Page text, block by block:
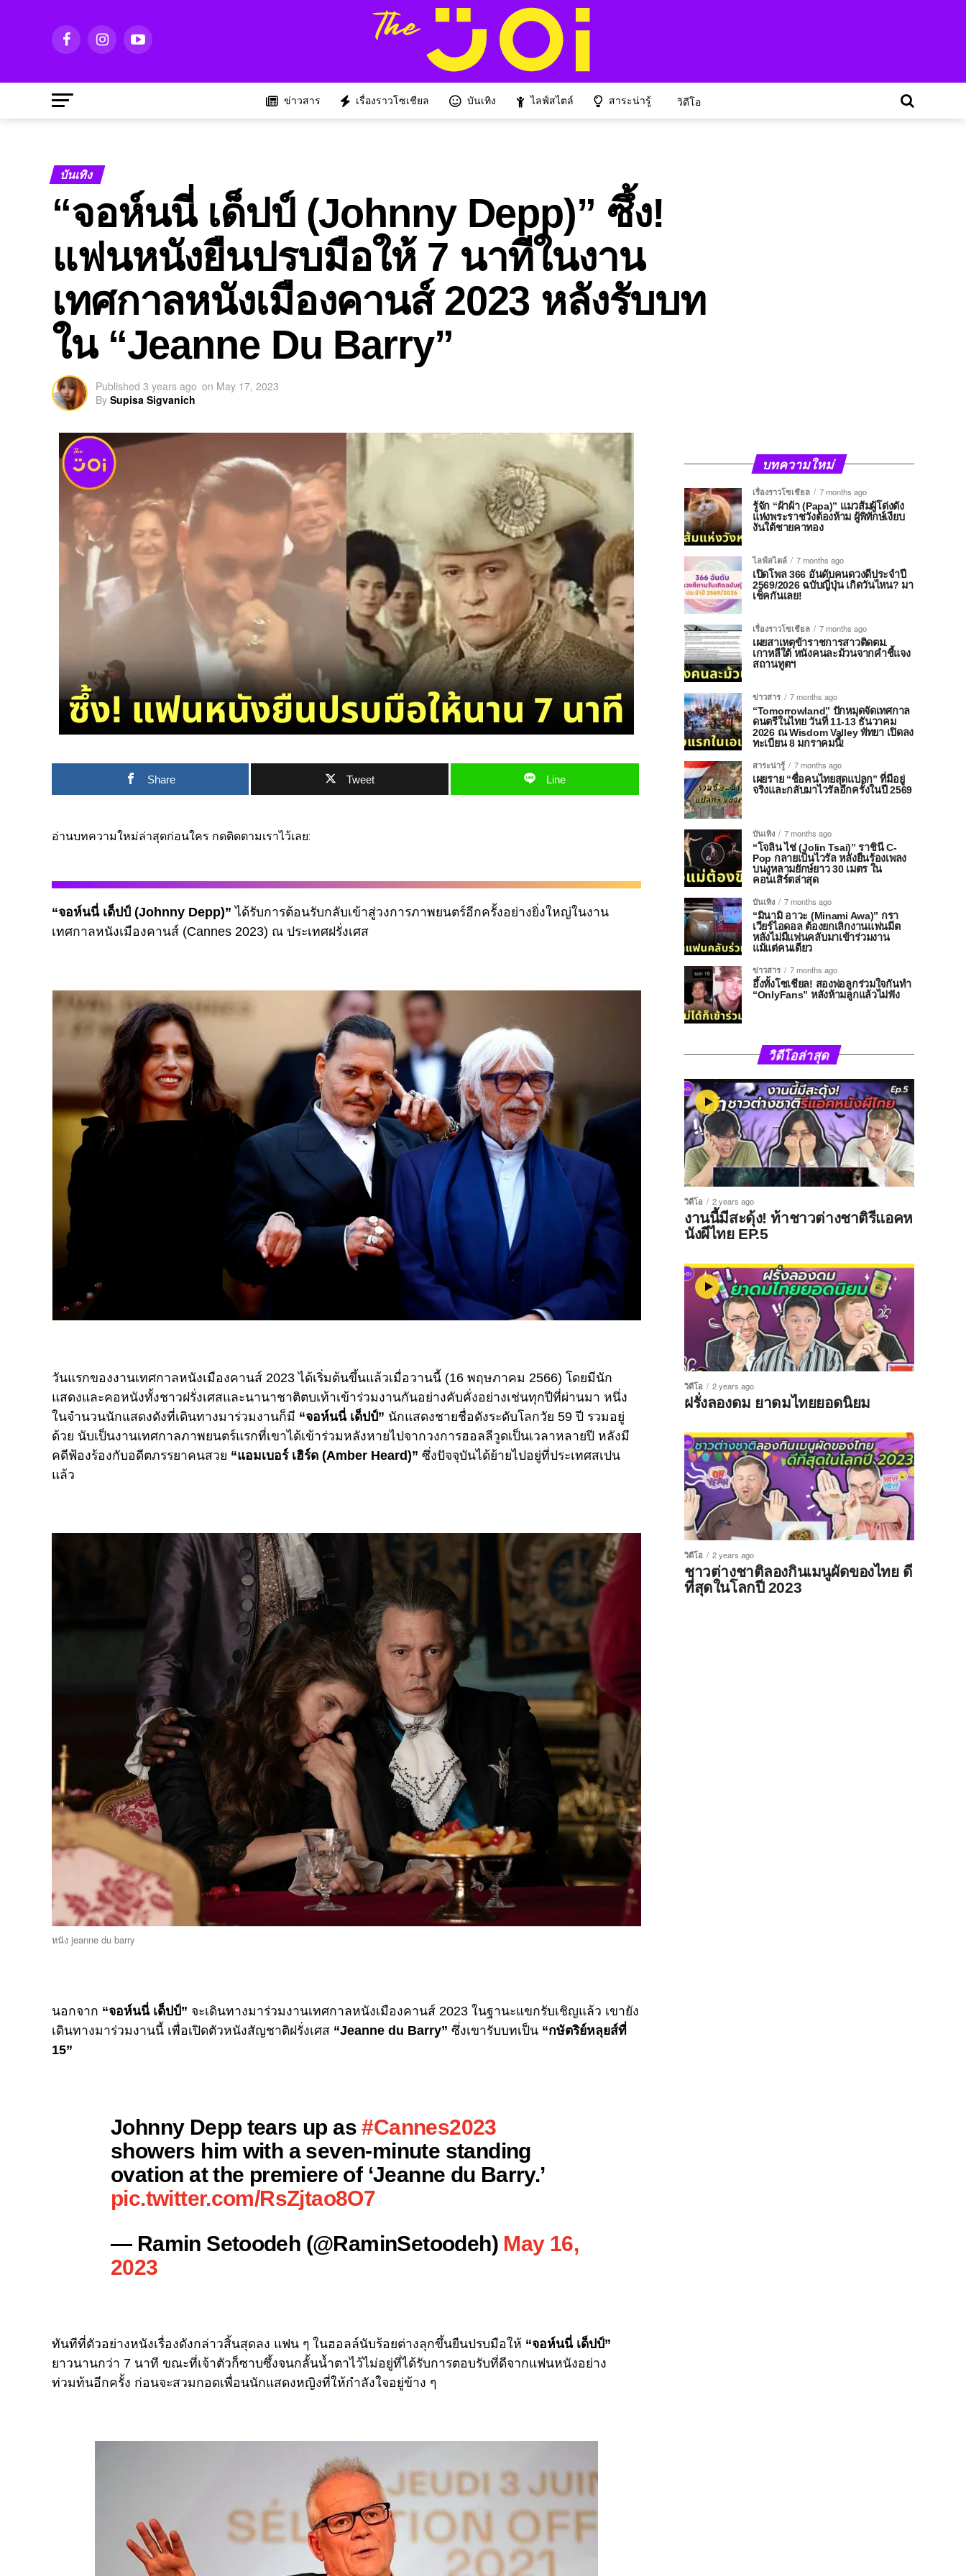
ข่าวสาร เรื่องราวโซเชียล บันเทิง ไลฟ์สไตล์ สาระน่ารู้ วิดีโอ
บันเทิง
“จอห์นนี่ เด็ปป์ (Johnny Depp)” ซึ้ง!
แฟนหนังยืนปรบมือให้ 7 นาทีในงาน
เทศกาลหนังเมืองคานส์ 2023 หลังรับบท
ใน “Jeanne Du Barry”
Published 3 years ago on May 17, 2023
By Supisa Sigvanich
Share Tweet Line
อ่านบทความใหม่ล่าสุดก่อนใคร กดติดตามเราไว้เลย:
“จอห์นนี่ เด็ปป์ (Johnny Depp)” ได้รับการต้อนรับกลับเข้าสู่วงการภาพยนตร์อีกครั้งอย่างยิ่งใหญ่ในงาน
เทศกาลหนังเมืองคานส์ (Cannes 2023) ณ ประเทศฝรั่งเศส
วันแรกของงานเทศกาลหนังเมืองคานส์ 2023 ได้เริ่มต้นขึ้นแล้วเมื่อวานนี้ (16 พฤษภาคม 2566) โดยมีนัก
แสดงและคอหนังทั้งชาวฝรั่งเศสและนานาชาติตบเท้าเข้าร่วมงานกันอย่างคับคั่งอย่างเช่นทุกปีที่ผ่านมา หนึ่ง
ในจำนวนนักแสดงดังที่เดินทางมาร่วมงานก็มี “จอห์นนี่ เด็ปป์” นักแสดงชายชื่อดังระดับโลกวัย 59 ปี รวมอยู่
ด้วย นับเป็นงานเทศกาลภาพยนตร์แรกที่เขาได้เข้าร่วมหลังหายไปจากวงการฮอลลีวูดเป็นเวลาหลายปี หลังมี
คดีฟ้องร้องกับอดีตภรรยาคนสวย “แอมเบอร์ เฮิร์ด (Amber Heard)” ซึ่งปัจจุบันได้ย้ายไปอยู่ที่ประเทศสเปน
แล้ว
หนัง jeanne du barry
นอกจาก “จอห์นนี่ เด็ปป์” จะเดินทางมาร่วมงานเทศกาลหนังเมืองคานส์ 2023 ในฐานะแขกรับเชิญแล้ว เขายัง
เดินทางมาร่วมงานนี้ เพื่อเปิดตัวหนังสัญชาติฝรั่งเศส “Jeanne du Barry” ซึ่งเขารับบทเป็น “กษัตริย์หลุยส์ที่
15”
Johnny Depp tears up as#Cannes2023
showers him with a seven-minute standing
ovation at the premiere of ‘Jeanne du Barry.’
pic.twitter.com/RsZjtao8O7
— Ramin Setoodeh (@RaminSetoodeh) May 16,
2023
ทันทีที่ตัวอย่างหนังเรื่องดังกล่าวสิ้นสุดลง แฟน ๆ ในฮอลล์นับร้อยต่างลุกขึ้นยืนปรบมือให้ “จอห์นนี่ เด็ปป์”
ยาวนานกว่า 7 นาที ขณะที่เจ้าตัวก็ซาบซึ้งจนกลั้นน้ำตาไว้ไม่อยู่ที่ได้รับการตอบรับที่ดีจากแฟนหนังอย่าง
ท่วมท้นอีกครั้ง ก่อนจะสวมกอดเพื่อนนักแสดงหญิงที่ให้กำลังใจอยู่ข้าง ๆ
บทความใหม่
เรื่องราวโซเชียล
7 months ago
รู้จัก “ผ้าผ้า (Papa)” แมวส้มผู้โด่งดัง
แห่งพระราชวังต้องห้าม ผู้พิทักษ์เงียบ
งันใต้ชายคาทอง
ไลฟ์สไตล์
7 months ago
เปิดโพล 366 อันดับคนดวงดีประจำปี
2569/2026 ฉบับญี่ปุ่น เกิดวันไหน? มา
เช็คกันเลย!
เรื่องราวโซเชียล
7 months ago
เผยสาเหตุข้าราชการสาวติดตม.
เกาหลีใต้ หนังคนละม้วนจากคำชี้แจง
สถานทูตฯ
ข่าวสาร
7 months ago
“Tomorrowland” ปักหมุดจัดเทศกาล
ดนตรีในไทย วันที่ 11-13 ธันวาคม
2026 ณ Wisdom Valley พัทยา เปิดลง
ทะเบียน 8 มกราคมนี้!
สาระน่ารู้
7 months ago
เผยราย “ชื่อคนไทยสุดแปลก” ที่มีอยู่
จริงและกลับมาไวรัลอีกครั้งในปี 2569
บันเทิง
7 months ago
“โจลิน ไช่ (Jolin Tsai)” ราชินี C-
Pop กลายเป็นไวรัล หลังยืนร้องเพลง
บนงูหลามยักษ์ยาว 30 เมตร ใน
คอนเสิร์ตล่าสุด
บันเทิง
7 months ago
“มินามิ อาวะ (Minami Awa)” กรา
เวียร์ไอดอล ต้องยกเลิกงานแฟนมีต
หลังไม่มีแฟนคลับมาเข้าร่วมงาน
แม้แต่คนเดียว
ข่าวสาร
7 months ago
อึ้งทั้งโซเชียล! สองพ่อลูกร่วมใจกันทำ
“OnlyFans” หลังห้ามลูกแล้วไม่ฟัง
วิดีโอล่าสุด
วิดีโอ 2 years ago
งานนี้มีสะดุ้ง! ท้าชาวต่างชาติรีแอคห
นังผีไทย EP.5
วิดีโอ 2 years ago
ฝรั่งลองดม ยาดมไทยยอดนิยม
วิดีโอ 2 years ago
ชาวต่างชาติลองกินเมนูผัดของไทย ดี
ที่สุดในโลกปี 2023